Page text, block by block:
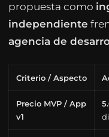
propuesta como
independiente
agencia de
Criterio / Aspecto
Precio MVP / App
v1